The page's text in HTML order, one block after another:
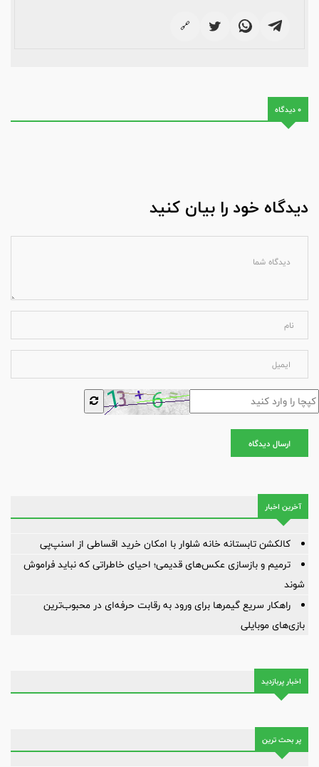
🔗
0 دیدگاه
دیدگاه خود را بیان کنید
ارسال دیدگاه
آخرین اخبار
کالکشن تابستانه خانه شلوار با امکان خرید اقساطی از اسنپ‌پی
ترمیم و بازسازی عکس‌های قدیمی؛ احیای خاطراتی که نباید فراموش
شوند
راهکار سریع گیمرها برای ورود به رقابت حرفه‌ای در محبوب‌ترین
بازی‌های موبایلی
اخبار پربازدید
پر بحث ترین